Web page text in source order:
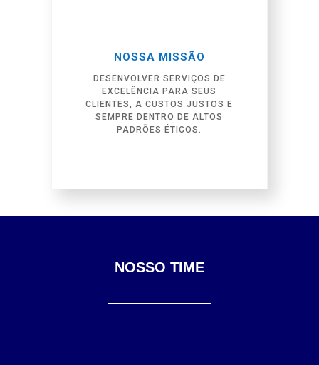
NOSSA MISSÃO
DESENVOLVER SERVIÇOS DE
EXCELÊNCIA PARA SEUS
CLIENTES, A CUSTOS JUSTOS E
SEMPRE DENTRO DE ALTOS
PADRÕES ÉTICOS.
NOSSO TIME